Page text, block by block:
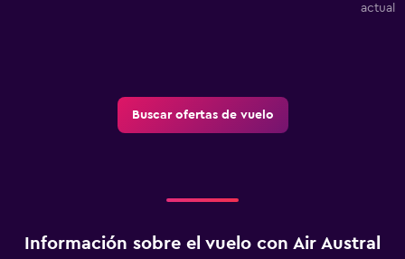
Buscar ofertas de vuelo
Información sobre el vuelo con Air Austral